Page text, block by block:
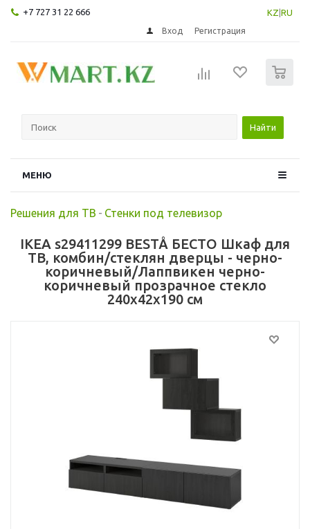
+7 727 31 22 666 KZ RU
Вход Регистрация
Найти
МЕНЮ
Решения для ТВ - Стенки под телевизор
IKEA s29411299 BESTÅ БЕСТО Шкаф для
ТВ, комбин/стеклян дверцы - черно-
коричневый/Лаппвикен черно-
коричневый прозрачное стекло
240x42x190 см